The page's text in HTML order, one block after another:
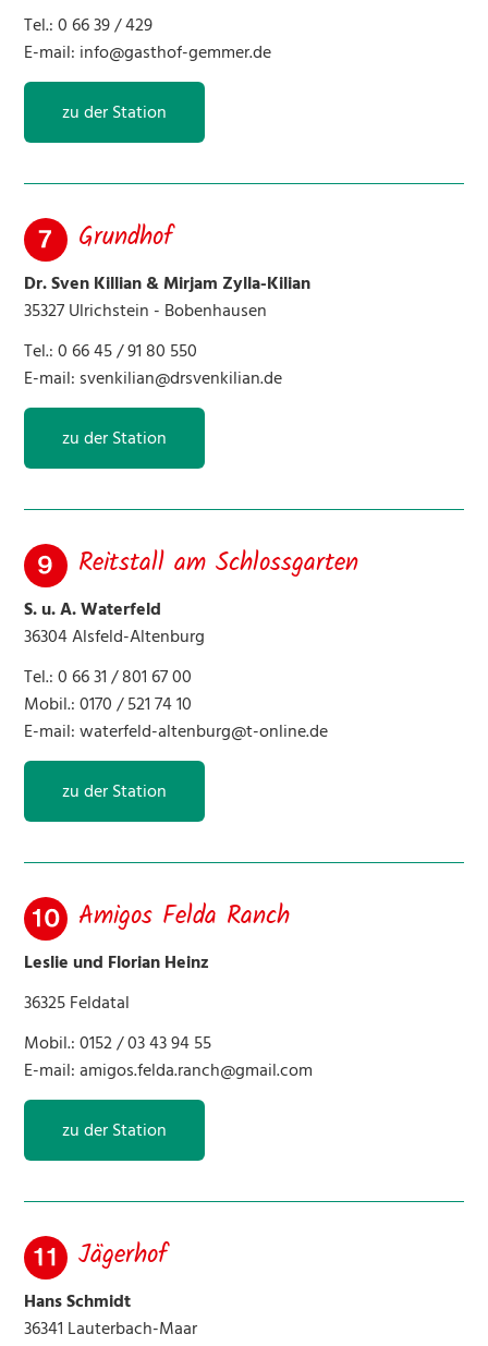
Tel.: 0 66 39 / 429
E-mail: info@gasthof-gemmer.de
zu der Station
Grundhof
Dr. Sven Killian & Mirjam Zylla-Kilian
35327 Ulrichstein - Bobenhausen
Tel.: 0 66 45 / 91 80 550
E-mail: svenkilian@drsvenkilian.de
zu der Station
Reitstall am Schlossgarten
S. u. A. Waterfeld
36304 Alsfeld-Altenburg
Tel.: 0 66 31 / 801 67 00
Mobil.: 0170 / 521 74 10
E-mail:waterfeld-altenburg@t-online.de
zu der Station
Amigos Felda Ranch
Leslie und Florian Heinz
36325 Feldatal
Mobil.: 0152 / 03 43 94 55
E-mail:amigos.felda.ranch@gmail.com
zu der Station
Jägerhof
Hans Schmidt
36341 Lauterbach-Maar
45 Finehorsework
46 Birkenstöcke
47 Monika Jäger
51 Scheffehof
54 Pferdebetrieb Farr
58 Pferdefreunde Hausen